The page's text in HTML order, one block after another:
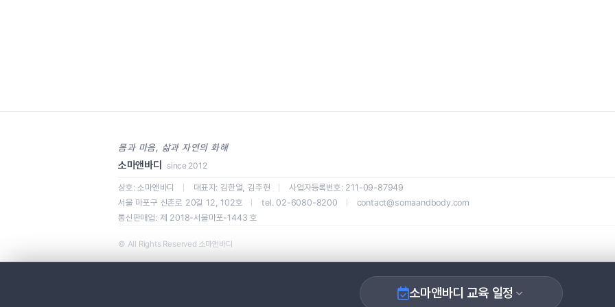
소마앤바디 교육 일정
몸과 마음, 삶과 자연의 화해
소마앤바디 since 2012
상호: 소마앤바디 대표자: 김한얼, 김주현
사업자등록번호: 211-09-87949
서울 마포구 신촌로 20길 12, 102호
tel. 02-6080-8200
contact@somaandbody.com
통신판매업: 제 2018-서울마포-1443 호
© All Rights Reserved 소마앤바디